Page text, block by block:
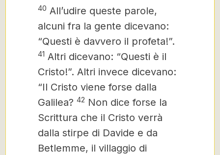
40 All’udire queste parole,
alcuni fra la gente dicevano:
“Questi è davvero il profeta!”.
41 Altri dicevano: “Questi è il
Cristo!”. Altri invece dicevano:
“Il Cristo viene forse dalla
Galilea? 42 Non dice forse la
Scrittura che il Cristo verrà
dalla stirpe di Davide e da
Betlemme, il villaggio di